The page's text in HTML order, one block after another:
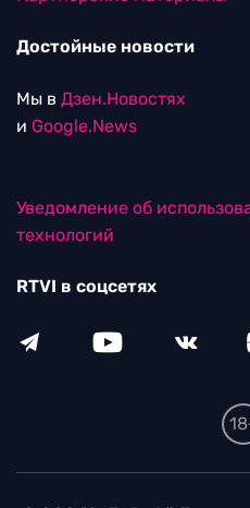
Достойные новости
Мы в Дзен.Новостях
и Google.News
Уведомление об
технологий
RTVI в соцсетях